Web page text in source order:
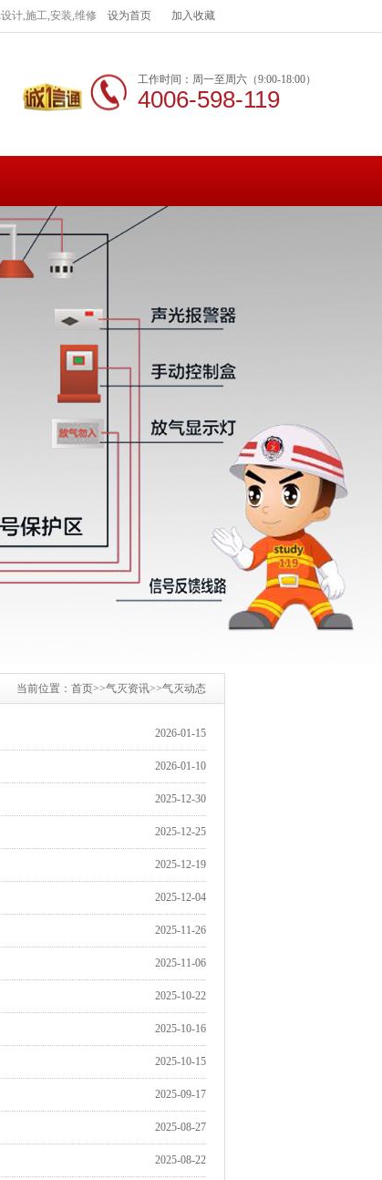
计,施工,安装,维修 设为首页 加入收藏
工作时间：周一至周六（9:00-18:00）
4006-598-119
当前位置： 首页>>气灭资讯>>气灭动态
2026-01-15
2026-01-10
2025-12-30
2025-12-25
2025-12-19
2025-12-04
2025-11-26
2025-11-06
2025-10-22
2025-10-16
2025-10-15
2025-09-17
2025-08-27
2025-08-22